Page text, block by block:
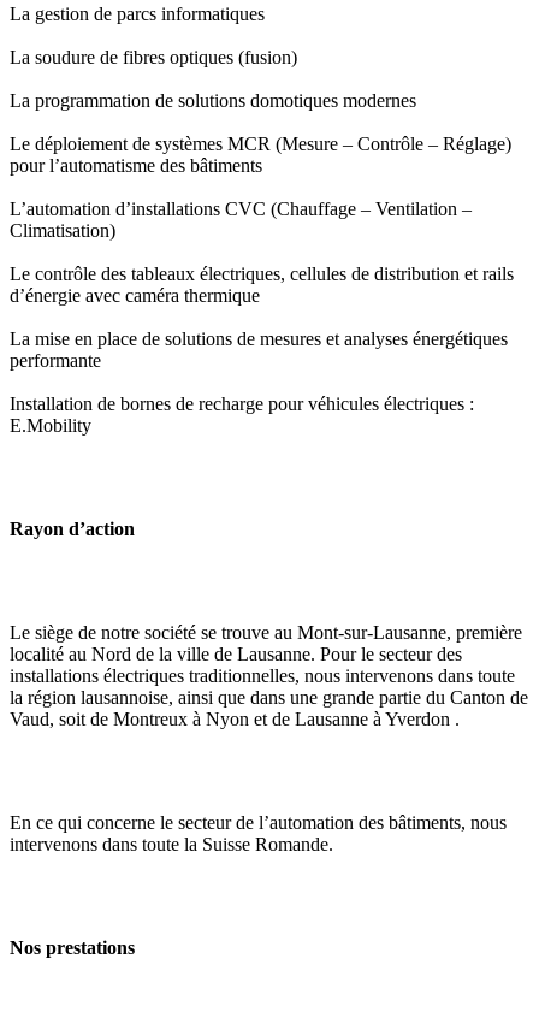
La gestion de parcs informatiques
La soudure de fibres optiques (fusion)
La programmation de solutions domotiques modernes
Le déploiement de systèmes MCR (Mesure – Contrôle – Réglage)
pour l’automatisme des bâtiments
L’automation d’installations CVC (Chauffage – Ventilation –
Climatisation)
Le contrôle des tableaux électriques, cellules de distribution et rails
d’énergie avec caméra thermique
La mise en place de solutions de mesures et analyses énergétiques
performante
Installation de bornes de recharge pour véhicules électriques :
E.Mobility
Rayon d’action
Le siège de notre société se trouve au Mont-sur-Lausanne, première
localité au Nord de la ville de Lausanne. Pour le secteur des
installations électriques traditionnelles, nous intervenons dans toute
la région lausannoise, ainsi que dans une grande partie du Canton de
Vaud, soit de Montreux à Nyon et de Lausanne à Yverdon .
En ce qui concerne le secteur de l’automation des bâtiments, nous
intervenons dans toute la Suisse Romande.
Nos prestations